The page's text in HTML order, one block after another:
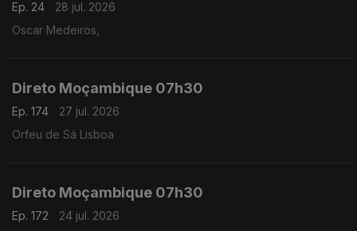
Ep. 24
28 jul. 2026
Oscar Medeiros,
Direto Moçambique 07h30
Ep. 174
27 jul. 2026
Orfeu de Sá Lisboa
Direto Moçambique 07h30
Ep. 172
24 jul. 2026